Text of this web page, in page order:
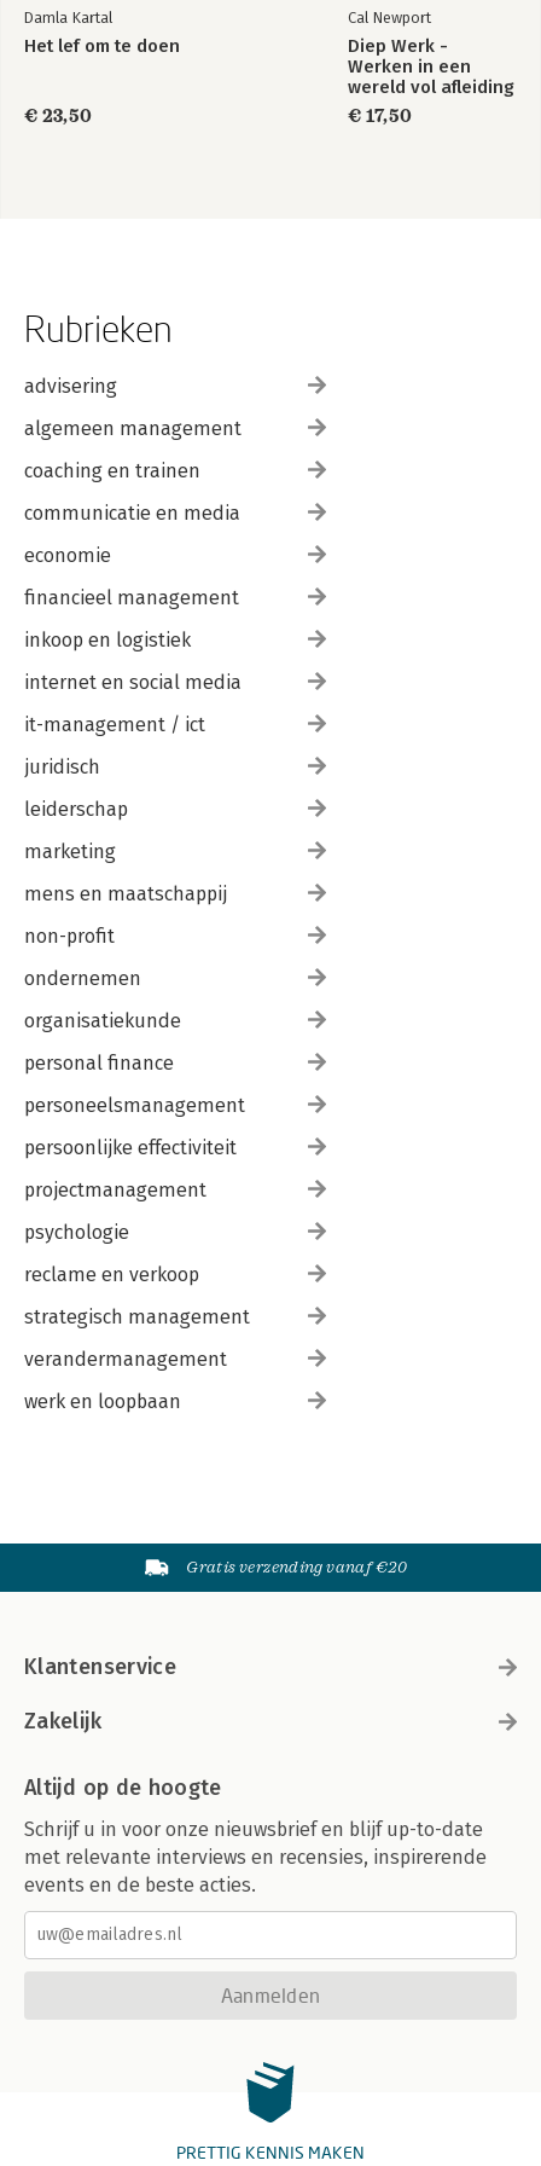
Damla Kartal
Het lef om te doen
€ 23,50
Cal Newport
Diep Werk -
Werken in een
wereld vol afleiding
€ 17,50
Rubrieken
advisering
algemeen management
coaching en trainen
communicatie en media
economie
financieel management
inkoop en logistiek
internet en social media
it-management / ict
juridisch
leiderschap
marketing
mens en maatschappij
non-profit
ondernemen
organisatiekunde
personal finance
personeelsmanagement
persoonlijke effectiviteit
projectmanagement
psychologie
reclame en verkoop
strategisch management
verandermanagement
werk en loopbaan
Gratis verzending vanaf €20
Klantenservice
Zakelijk
Altijd op de hoogte
Schrijf u in voor onze nieuwsbrief en blijf up-to-date
met relevante interviews en recensies, inspirerende
events en de beste acties.
Aanmelden
PRETTIG KENNIS MAKEN